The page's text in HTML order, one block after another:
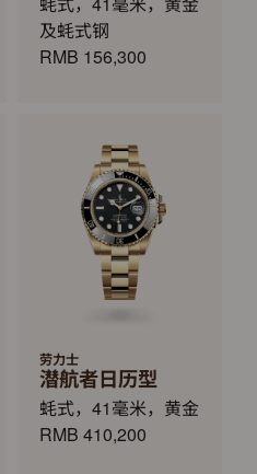
及蚝式钢
RMB 156,300
劳力士
潜航者日历型
蚝式，41毫米，黄金
RMB 410,200